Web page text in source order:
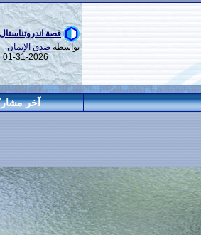
قصة اندروتناستال وتعافيه من...
167
آخر مشاركة المواضيع